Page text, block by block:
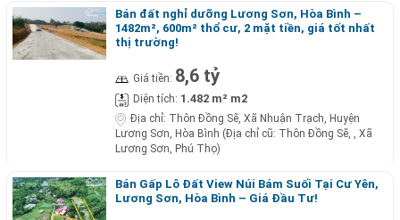
Bán đất nghỉ dưỡng Lương Sơn, Hòa Bình –
1482m², 600m² thổ cư, 2 mặt tiền, giá tốt nhất
thị trường!
Giá tiền: 8,6 tỷ
Diện tích: 1.482 m² m2
Địa chỉ: Thôn Đồng Sẽ, Xã Nhuận Trạch, Huyện
Lương Sơn, Hòa Bình (Địa chỉ cũ: Thôn Đồng Sẽ, , Xã
Lương Sơn, Phú Thọ)
Bán Gấp Lô Đất View Núi Bám Suối Tại Cư Yên,
Lương Sơn, Hòa Bình – Giá Đầu Tư!